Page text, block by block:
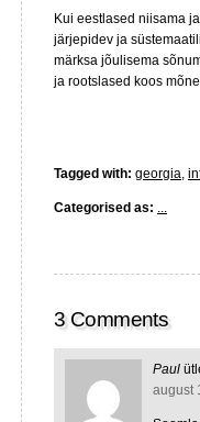
Kui eestlased niisama
järjepidev ja
märksa jõulisema
ja rootslased koos
Tagged with: georgia,
Categorised as: ...
3 Comments
Paul
august